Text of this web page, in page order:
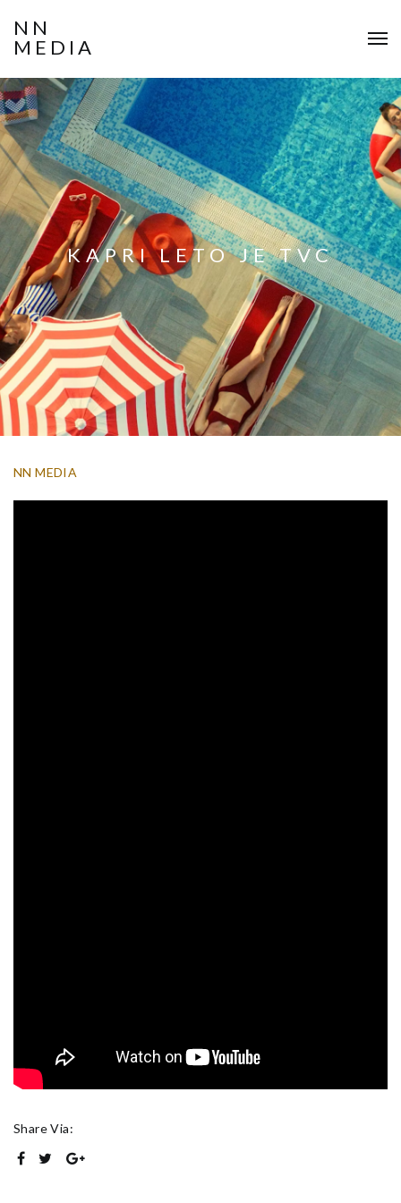
NN
MEDIA
KAPRI LETO JE TVC
NN MEDIA
Share Via: